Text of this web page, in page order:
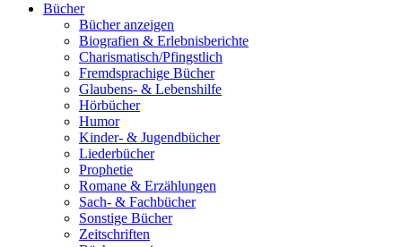
Bücher
Bücher anzeigen
Biografien & Erlebnisberichte
Charismatisch/Pfingstlich
Fremdsprachige Bücher
Glaubens- & Lebenshilfe
Hörbücher
Humor
Kinder- & Jugendbücher
Liederbücher
Prophetie
Romane & Erzählungen
Sach- & Fachbücher
Sonstige Bücher
Zeitschriften